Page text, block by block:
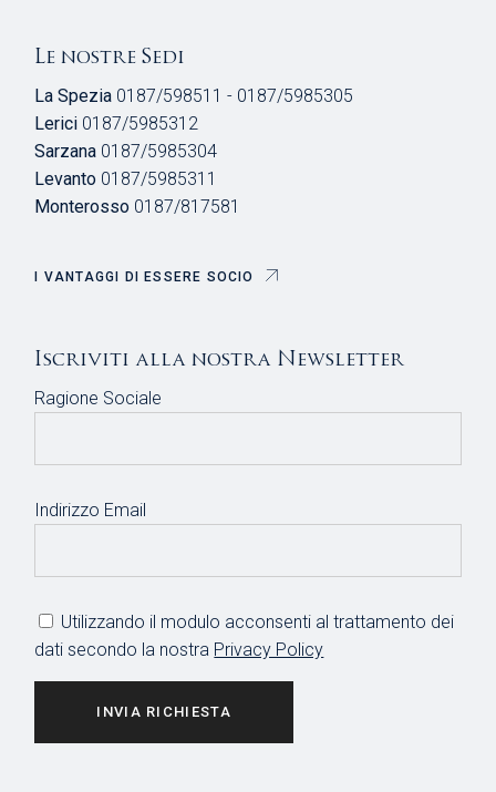
Le nostre Sedi
La Spezia 0187/598511 - 0187/5985305
Lerici 0187/5985312
Sarzana 0187/5985304
Levanto 0187/5985311
Monterosso 0187/817581
I VANTAGGI DI ESSERE SOCIO
Iscriviti alla nostra Newsletter
Ragione Sociale
Indirizzo Email
Utilizzando il modulo acconsenti al trattamento dei
dati secondo la nostra Privacy Policy
INVIA RICHIESTA